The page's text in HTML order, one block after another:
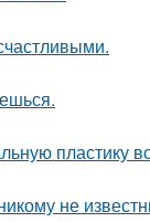
пластику
не